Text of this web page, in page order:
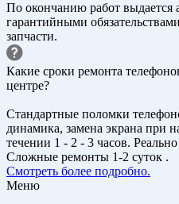
По окончанию работ выдается
гарантийными
запчасти.
Какие сроки ремонта
центре?
Стандартные поломки
динамика, замена экрана при
течении 1 - 2 - 3 часов.
Сложные ремонты 1-2 суток .
Смотреть более подробно.
Меню